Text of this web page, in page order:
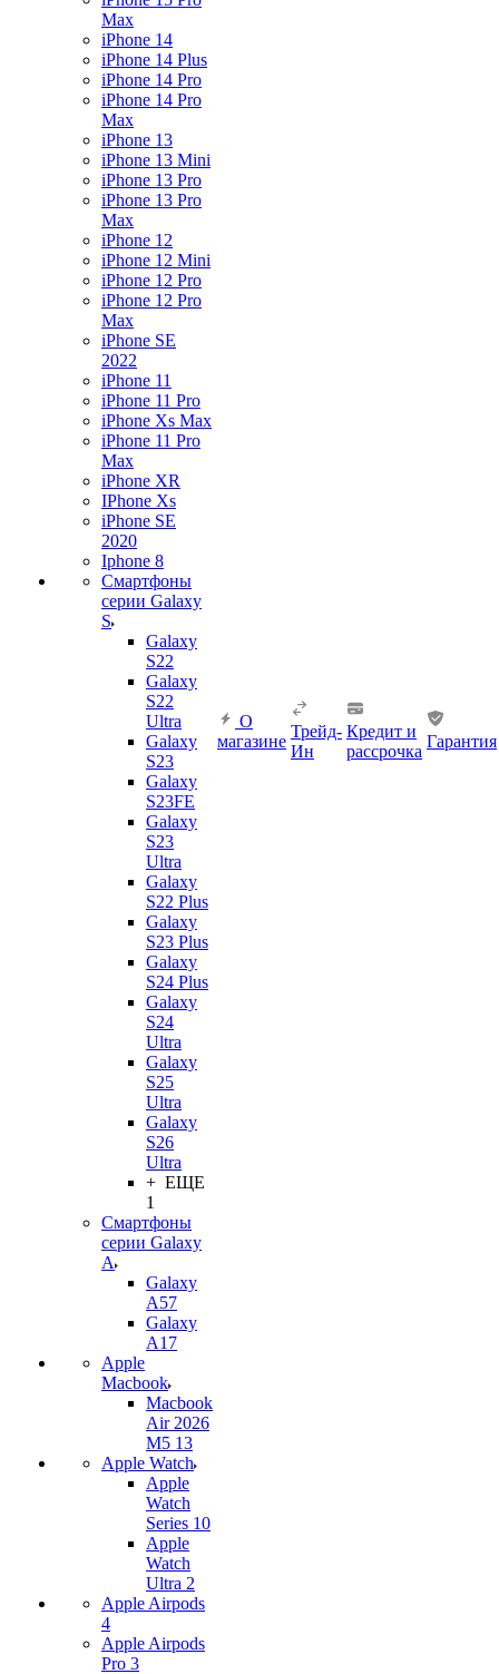
Max
iPhone 14
iPhone 14 Plus
iPhone 14 Pro
iPhone 14 Pro
Max
iPhone 13
iPhone 13 Mini
iPhone 13 Pro
iPhone 13 Pro
Max
iPhone 12
iPhone 12 Mini
iPhone 12 Pro
iPhone 12 Pro
Max
iPhone SE
2022
iPhone 11
iPhone 11 Pro
iPhone Xs Max
iPhone 11 Pro
Max
iPhone XR
IPhone Xs
iPhone SE
2020
Iphone 8
Смартфоны
серии Galaxy
S
Galaxy
S22
Galaxy
S22
Ultra
Galaxy
S23
Galaxy
S23FE
Galaxy
S23
Ultra
Galaxy
S22 Plus
Galaxy
S23 Plus
Galaxy
S24 Plus
Galaxy
S24
Ultra
Galaxy
S25
Ultra
Galaxy
S26
Ultra
+ ЕЩЕ
1
Смартфоны
серии Galaxy
A
Galaxy
A57
Galaxy
A17
Apple
Macbook
Macbook
Air 2026
M5 13
Apple Watch
Apple
Watch
Series 10
Apple
Watch
Ultra 2
Apple Airpods
4
Apple Airpods
Pro 3
О
магазине
Трейд-
Ин
Кредит и
рассрочка
Гарантия